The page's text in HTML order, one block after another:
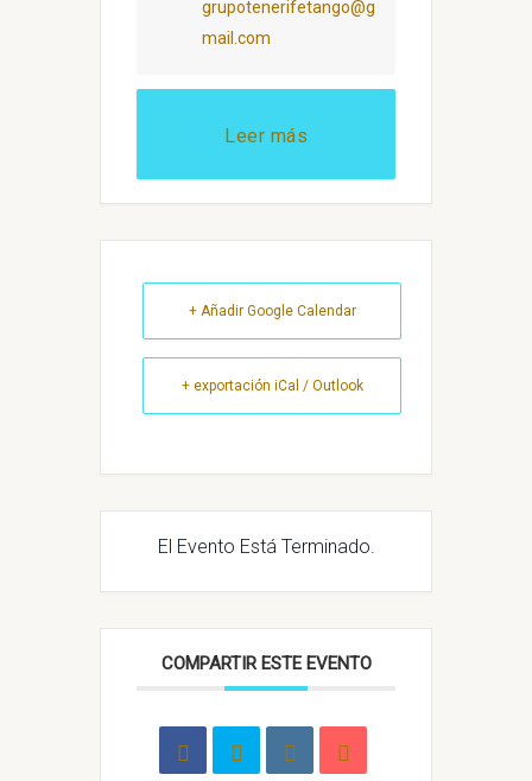
grupotenerifetango@g
mail.com
Leer más
+ Añadir Google Calendar
+ exportación iCal / Outlook
El Evento Está Terminado.
COMPARTIR ESTE EVENTO